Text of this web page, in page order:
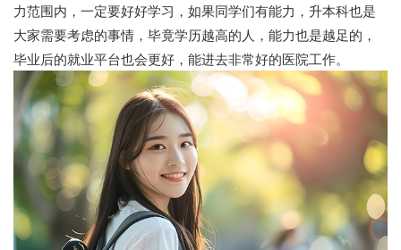
力范围内，一定要好好学习，如果同学们有能力，升本科也是
大家需要考虑的事情，毕竟学历越高的人，能力也是越足的，
毕业后的就业平台也会更好，能进去非常好的医院工作。